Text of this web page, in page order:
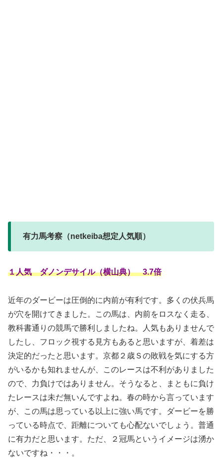
有力馬考察（netkeiba想定人気順）
１人気 ダノンデサイル（横山典） 3.7倍
近年のダービーは圧倒的に内前が有利です。多くの伏兵馬
が穴を開けてきました。この馬は、内前をロスなく走る、
教科書通りの競馬で勝利しましたね。人気もありませんで
したし、フロック視する見方もあると思いますが、着差は
決定的だったと思います。京都２歳Ｓの敗戦を気にする方
がいるかも知れませんが、このレースは不利がありました
ので、力負けではありません。そうなると、まともに負け
たレースは未だ無いんですよね。春の時から言っています
が、この馬は思っている以上に強い馬です。ダービーを勝
っている時点で、距離についても心配ないでしょう。普通
に有力だと思います。ただ、２冠馬というイメージは湧か
ないですね・・・。